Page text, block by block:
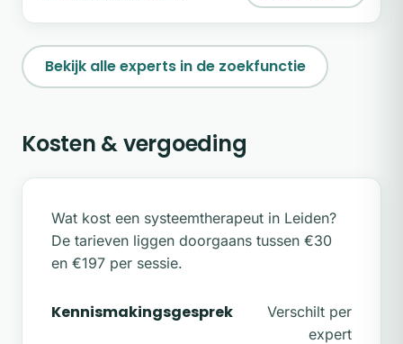
Bekijk alle experts in de zoekfunctie
Kosten & vergoeding
Wat kost een systeemtherapeut in Leiden?
De tarieven liggen doorgaans tussen €30
en €197 per sessie.
Kennismakingsgesprek
Verschilt per
expert